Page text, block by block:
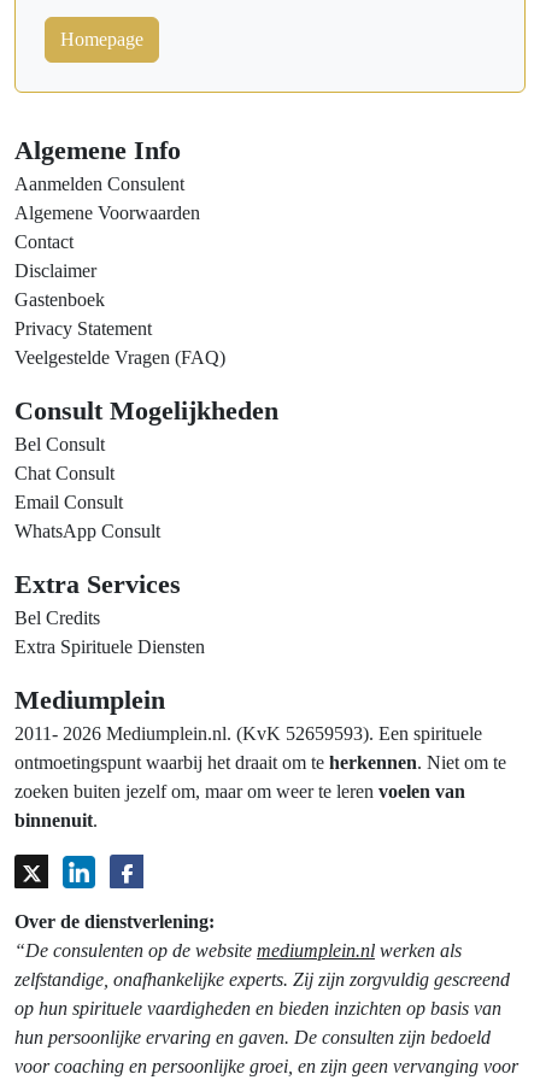
Homepage
Algemene Info
Aanmelden Consulent
Algemene Voorwaarden
Contact
Disclaimer
Gastenboek
Privacy Statement
Veelgestelde Vragen (FAQ)
Consult Mogelijkheden
Bel Consult
Chat Consult
Email Consult
WhatsApp Consult
Extra Services
Bel Credits
Extra Spirituele Diensten
Mediumplein
2011- 2026 Mediumplein.nl. (KvK 52659593). Een spirituele
ontmoetingspunt waarbij het draait om te herkennen. Niet om te
zoeken buiten jezelf om, maar om weer te leren voelen van
binnenuit.
Over de dienstverlening:
“De consulenten op de website mediumplein.nl werken als
zelfstandige, onafhankelijke experts. Zij zijn zorgvuldig gescreend
op hun spirituele vaardigheden en bieden inzichten op basis van
hun persoonlijke ervaring en gaven. De consulten zijn bedoeld
voor coaching en persoonlijke groei, en zijn geen vervanging voor